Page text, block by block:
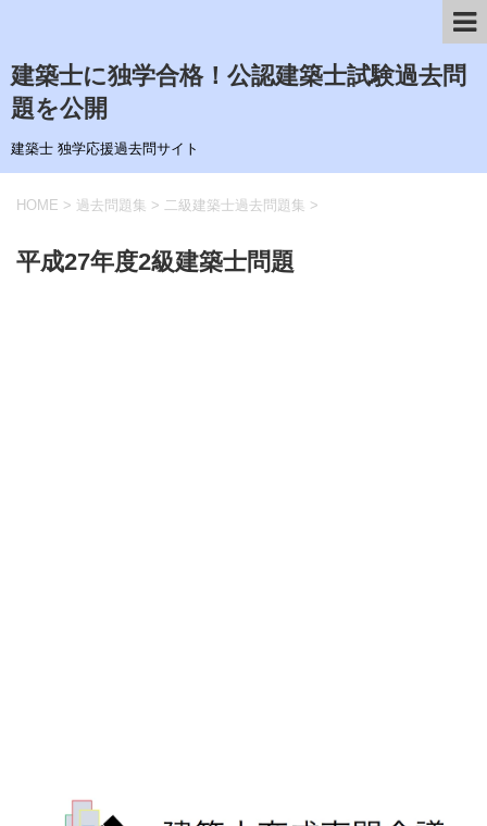
建築士に独学合格！公認建築士試験過去問
題を公開
建築士 独学応援過去問サイト
HOME > 過去問題集 > 二級建築士過去問題集 >
平成27年度2級建築士問題